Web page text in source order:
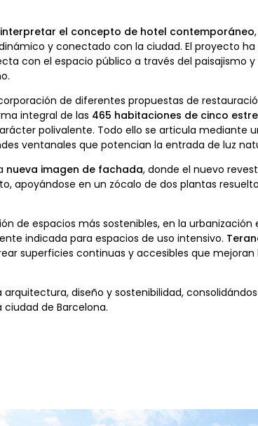
el concepto de hotel contemporáneo
y conectado con la ciudad. El proyecto
con el espacio público a través del paisajismo
de diferentes propuestas de
integral de las 465 habitaciones de cinco
polivalente. Todo ello se articula mediante
ventanales que potencian la entrada de luz
nueva imagen de fachada, donde el nuevo
apoyándose en un zócalo de dos plantas
de espacios más sostenibles, en la urbanización
indicada para espacios de uso intensivo.
superficies continuas y accesibles que mejoran
diseño y sostenibilidad,
de Barcelona.